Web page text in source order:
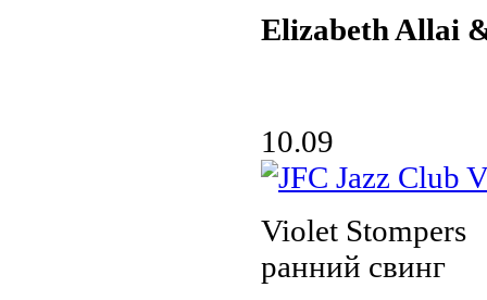
Elizabeth Allai
10.09
Violet Stompers
ранний свинг